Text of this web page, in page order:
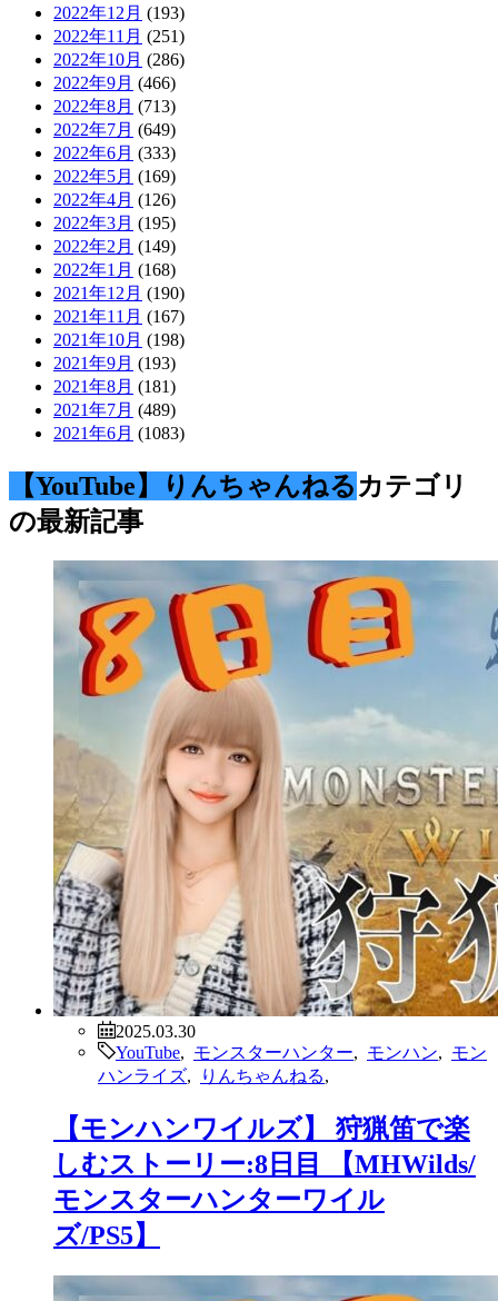
2022年12月 (193)
2022年11月 (251)
2022年10月 (286)
2022年9月 (466)
2022年8月 (713)
2022年7月 (649)
2022年6月 (333)
2022年5月 (169)
2022年4月 (126)
2022年3月 (195)
2022年2月 (149)
2022年1月 (168)
2021年12月 (190)
2021年11月 (167)
2021年10月 (198)
2021年9月 (193)
2021年8月 (181)
2021年7月 (489)
2021年6月 (1083)
【YouTube】りんちゃんねる カテゴリ
の最新記事
2025.03.30
YouTube
モンスターハンター モンハン
モン
ハンライズ
りんちゃんねる
【モンハンワイルズ】 狩猟笛で楽
しむストーリー:8日目 【MHWilds/
モンスターハンターワイル
ズ/PS5】